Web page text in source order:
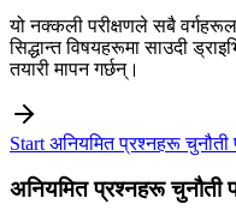
यो नक्कली परीक्षणले सबै
सिद्धान्त विषयहरूमा साउदी
तयारी मापन गर्छन्।
Start अनियमित प्रश्नहरू चुनौती
अनियमित प्रश्नहरू चुनौती